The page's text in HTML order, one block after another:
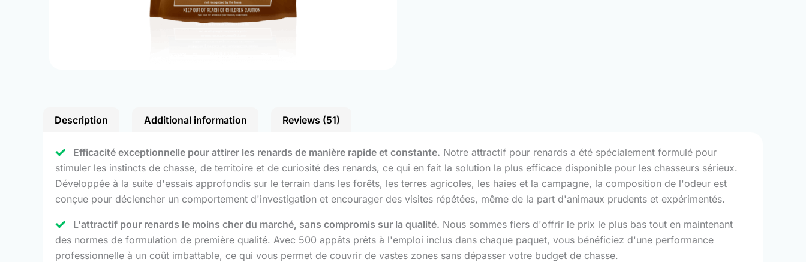
Description Additional information Reviews (51)
Efficacité exceptionnelle pour attirer les renards de manière rapide et constante. Notre attractif pour renards a été spécialement formulé pour
stimuler les instincts de chasse, de territoire et de curiosité des renards, ce qui en fait la solution la plus efficace disponible pour les chasseurs sérieux.
Développée à la suite d'essais approfondis sur le terrain dans les forêts, les terres agricoles, les haies et la campagne, la composition de l'odeur est
conçue pour déclencher un comportement d'investigation et encourager des visites répétées, même de la part d'animaux prudents et expérimentés.
L'attractif pour renards le moins cher du marché, sans compromis sur la qualité. Nous sommes fiers d'offrir le prix le plus bas tout en maintenant
des normes de formulation de première qualité. Avec 500 appâts prêts à l'emploi inclus dans chaque paquet, vous bénéficiez d'une performance
professionnelle à un coût imbattable, ce qui vous permet de couvrir de vastes zones sans dépasser votre budget de chasse.